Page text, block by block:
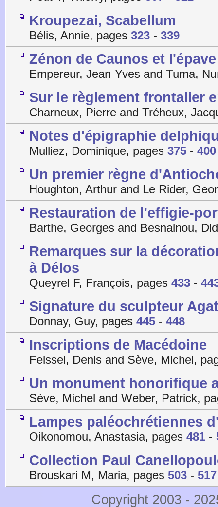
Kroupezai, Scabellum
Bélis, Annie, pages 323 - 339
Zénon de Caunos et
Empereur, Jean-Yves and Tuma,
Sur le règlement frontalier
Charneux, Pierre and Tréheux,
Notes d'épigraphie
Mulliez, Dominique, pages 375 - 400
Un premier règne
Houghton, Arthur and Le Rider,
Restauration de l'effigie-
Barthe, Georges and Besnainou,
Remarques sur la
à Délos
Queyrel F, François, pages 433 -
Signature du sculpteur
Donnay, Guy, pages 445 - 448
Inscriptions de Macédoine
Feissel, Denis and Sève, Michel,
Un monument honorifique
Sève, Michel and Weber, Patrick,
Lampes paléochrétiennes
Oikonomou, Anastasia, pages 481 -
Collection Paul
Brouskari M, Maria, pages 503 - 517
Copyright 2003 -